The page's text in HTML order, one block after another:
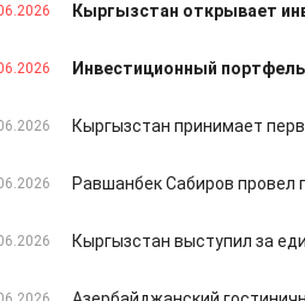
Кыргызстан открывает
Инвестиционный
Кыргызстан принимает
Равшанбек Сабиров провел
Кыргызстан выступил за